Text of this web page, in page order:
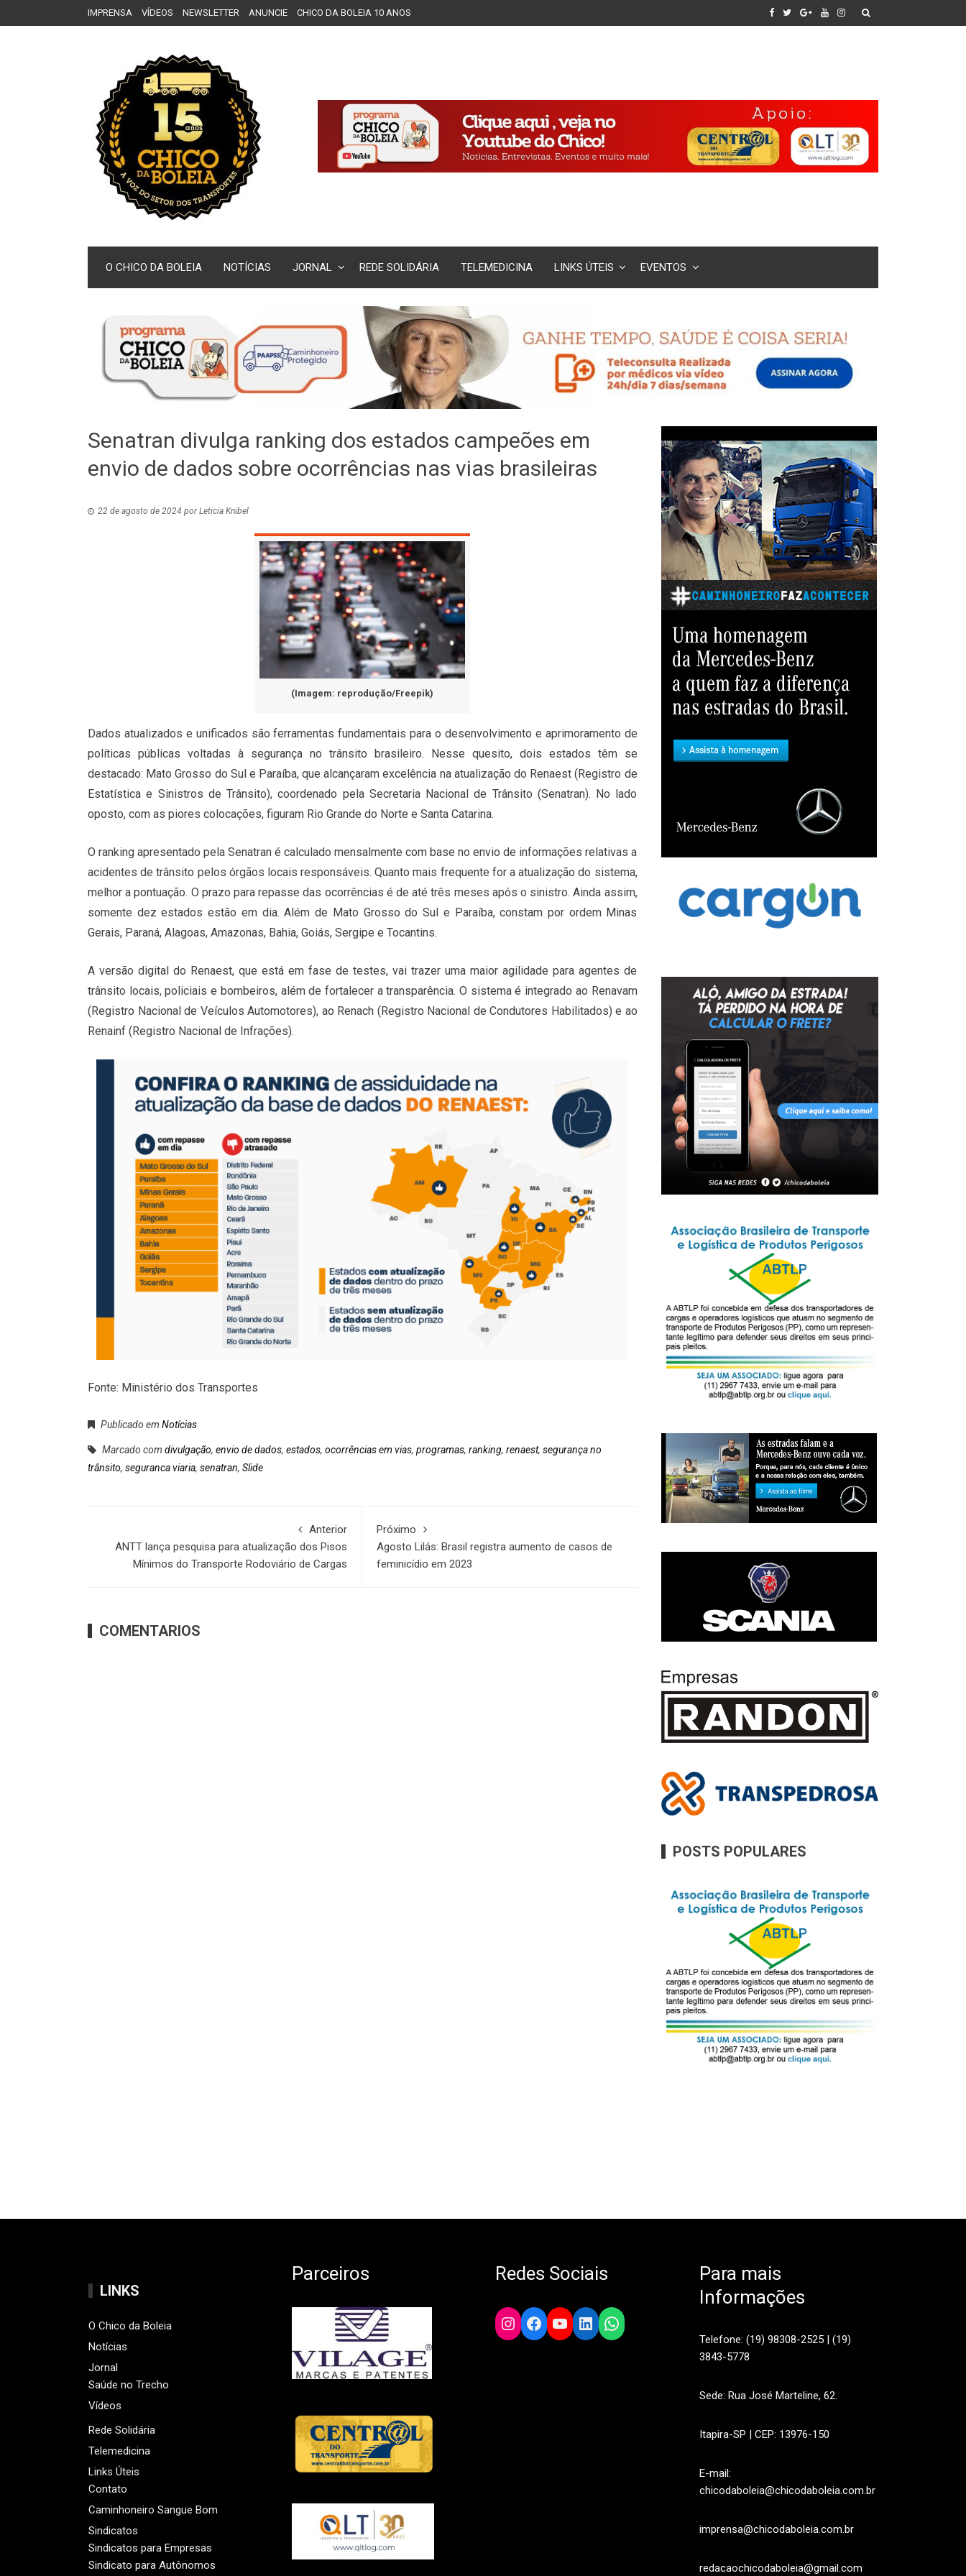
IMPRENSA VÍDEOS NEWSLETTER ANUNCIE CHICO DA BOLEIA 10 ANOS
O CHICO DA BOLEIA NOTÍCIAS JORNAL REDE SOLIDÁRIA TELEMEDICINA LINKS ÚTEIS EVENTOS
Senatran divulga ranking dos estados campeões em
envio de dados sobre ocorrências nas vias brasileiras
22 de agosto de 2024 porLeticia Knibel
(Imagem: reprodução/Freepik)
Dados atualizados e unificados são ferramentas fundamentais para o desenvolvimento e aprimoramento de
políticas públicas voltadas à segurança no trânsito brasileiro. Nesse quesito, dois estados têm se
destacado: Mato Grosso do Sul e Paraíba, que alcançaram excelência na atualização do Renaest (Registro de
Estatística e Sinistros de Trânsito), coordenado pela Secretaria Nacional de Trânsito (Senatran). No lado
oposto, com as piores colocações, figuram Rio Grande do Norte e Santa Catarina.
O ranking apresentado pela Senatran é calculado mensalmente com base no envio de informações relativas a
acidentes de trânsito pelos órgãos locais responsáveis. Quanto mais frequente for a atualização do sistema,
melhor a pontuação. O prazo para repasse das ocorrências é de até três meses após o sinistro. Ainda assim,
somente dez estados estão em dia. Além de Mato Grosso do Sul e Paraíba, constam por ordem Minas
Gerais, Paraná, Alagoas, Amazonas, Bahia, Goiás, Sergipe e Tocantins.
A versão digital do Renaest, que está em fase de testes, vai trazer uma maior agilidade para agentes de
trânsito locais, policiais e bombeiros, além de fortalecer a transparência. O sistema é integrado ao Renavam
(Registro Nacional de Veículos Automotores), ao Renach (Registro Nacional de Condutores Habilitados) e ao
Renainf (Registro Nacional de Infrações).
Fonte: Ministério dos Transportes
Publicado em Notícias
Marcado com divulgação, envio de dados, estados, ocorrências em vias, programas, ranking, renaest, segurança no
trânsito, seguranca viaria, senatran, Slide
Anterior
ANTT lança pesquisa para atualização dos Pisos
Mínimos do Transporte Rodoviário de Cargas
Próximo
Agosto Lilás: Brasil registra aumento de casos de
feminicídio em 2023
COMENTARIOS
POSTS POPULARES
LINKS
O Chico da Boleia
Notícias
Jornal
Saúde no Trecho
Vídeos
Rede Solidária
Telemedicina
Links Úteis
Contato
Caminhoneiro Sangue Bom
Sindicatos
Sindicatos para Empresas
Sindicato para Autônomos
Parceiros Redes Sociais
Instagram
Facebook
YouTube
LinkedIn
WhatsApp
Para mais
Informações
Telefone: (19) 98308-2525 | (19)
3843-5778
Sede: Rua José Marteline, 62.
Itapira-SP | CEP: 13976-150
E-mail:
chicodaboleia@chicodaboleia.com.br
imprensa@chicodaboleia.com.br
redacaochicodaboleia@gmail.com